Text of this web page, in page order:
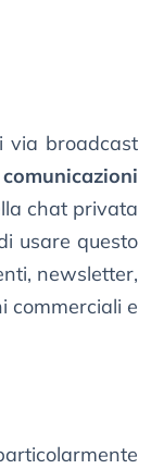
via broadcast
comunicazioni
chat privata
usare questo
newsletter,
commerciali e